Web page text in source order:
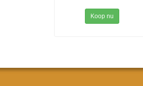
Koop nu